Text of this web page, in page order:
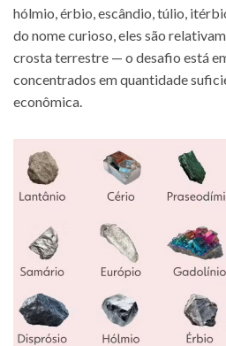
hólmio, érbio, escândio, túlio,
do nome curioso, eles são
crosta terrestre — o desafio está
concentrados em quantidade
econômica.